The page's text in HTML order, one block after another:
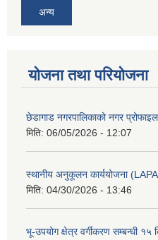
अन्य
योजना तथा परियोजना
छेडागाड नगरपालिकाको नगर
मिति: 06/05/2026 - 12:07
स्थानीय अनुकूलन कार्ययोजना
मिति: 04/30/2026 - 13:46
भू-उपयोग क्षेत्र वर्गीकरण सम्बन्धी १५